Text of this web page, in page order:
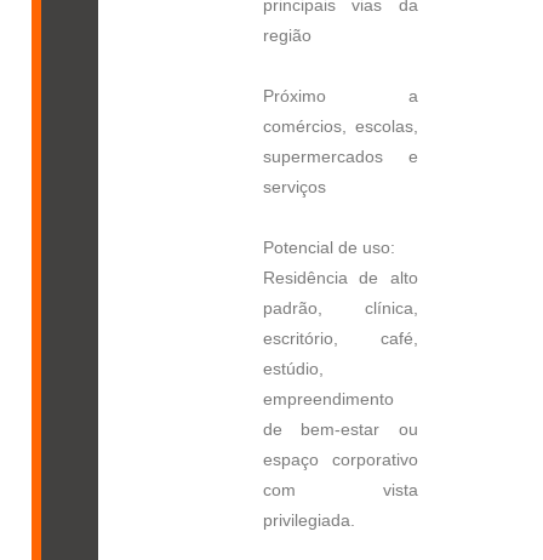
principais vias da
região
Próximo a
comércios, escolas,
supermercados e
serviços
Potencial de uso:
Residência de alto
padrão, clínica,
escritório, café,
estúdio,
empreendimento
de bem-estar ou
espaço corporativo
com vista
privilegiada.